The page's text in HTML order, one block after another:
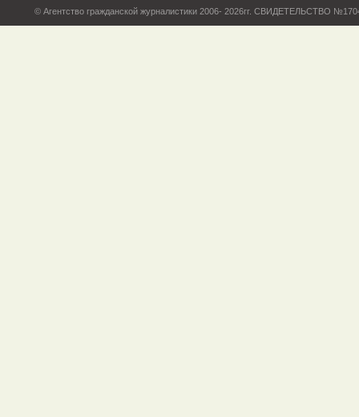
© Агентство гражданской журналистики 2006- 2026гг. СВИДЕТЕЛЬСТВО